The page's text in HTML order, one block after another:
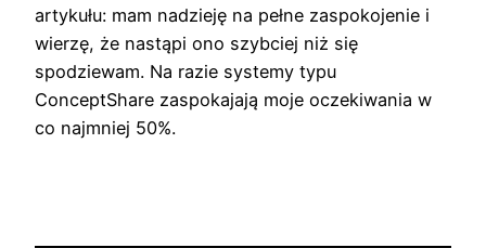
artykułu: mam nadzieję na pełne zaspokojenie i
wierzę, że nastąpi ono szybciej niż się
spodziewam. Na razie systemy typu
ConceptShare zaspokajają moje oczekiwania w
co najmniej 50%.